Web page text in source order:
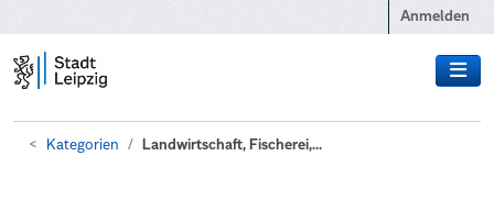
Anmelden
Kategorien Landwirtschaft, Fischerei,...